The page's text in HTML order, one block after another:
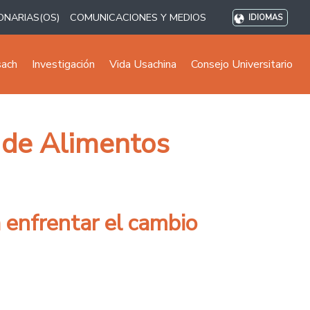
COMUNICACIONES Y MEDIOS IDIOMAS
Investigación Vida Usachina Consejo Universitario
Alimentos
el cambio